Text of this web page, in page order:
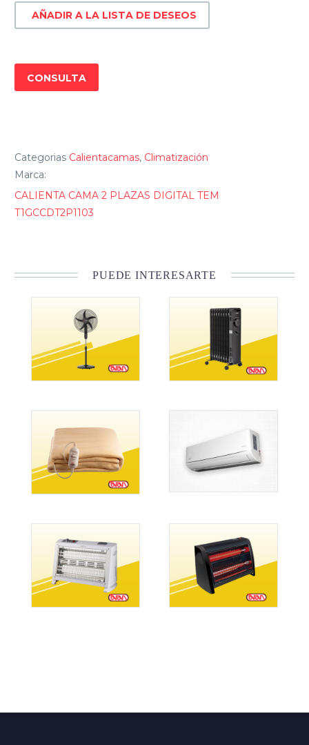
TEM
T1GCCDT2P1103
AÑADIR A LA LISTA DE DESEOS
CONSULTA
Categorias Calientacamas, Climatización
Marca:
CALIENTA CAMA 2 PLAZAS DIGITAL TEM
T1GCCDT2P1103
PUEDE INTERESARTE